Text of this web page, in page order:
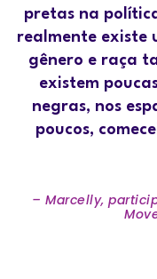
pretas na
realmente existe
gênero e raça
existem
negras, nos
poucos,
– Marcelly,